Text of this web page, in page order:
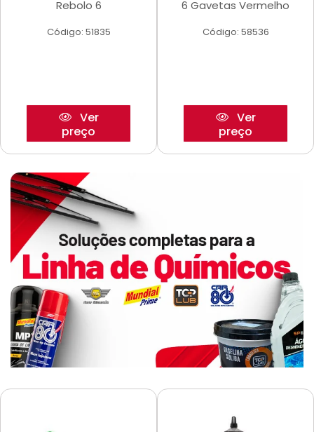
Rebolo 6
Código: 51835
Ver
preço
6 Gavetas Vermelho
Código: 58536
Ver
preço